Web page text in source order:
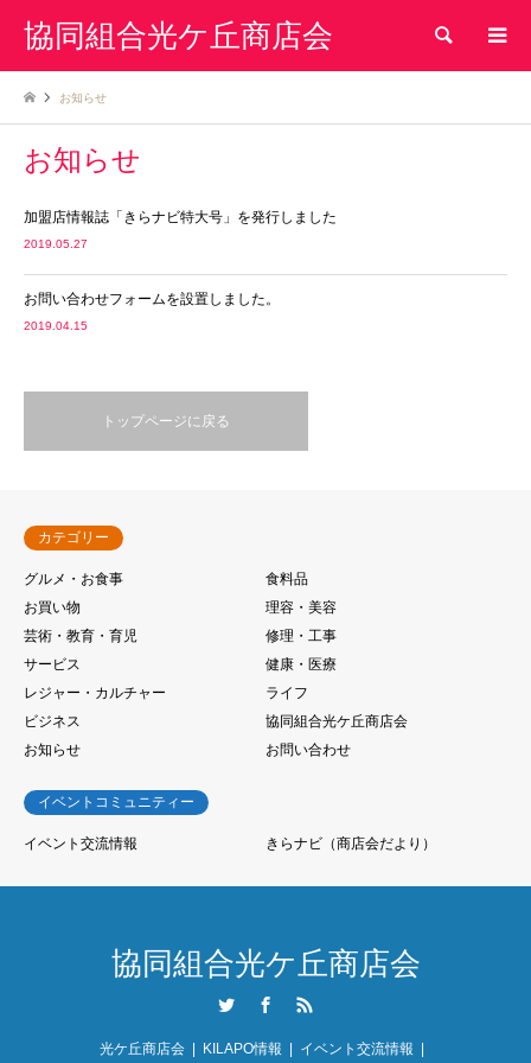
協同組合光ケ丘商店会 検索
お知らせ
お知らせ
加盟店情報誌「きらナビ特大号」を発行しました
2019.05.27
お問い合わせフォームを設置しました。
2019.04.15
トップページに戻る
カテゴリー
グルメ・お食事
食料品
お買い物
理容・美容
芸術・教育・育児
修理・工事
サービス
健康・医療
レジャー・カルチャー
ライフ
ビジネス
協同組合光ケ丘商店会
お知らせ
お問い合わせ
イベントコミュニティー
イベント交流情報 きらナビ（商店会だより）
協同組合光ケ丘商店会
光ケ丘商店会 KILAPO情報 イベント交流情報